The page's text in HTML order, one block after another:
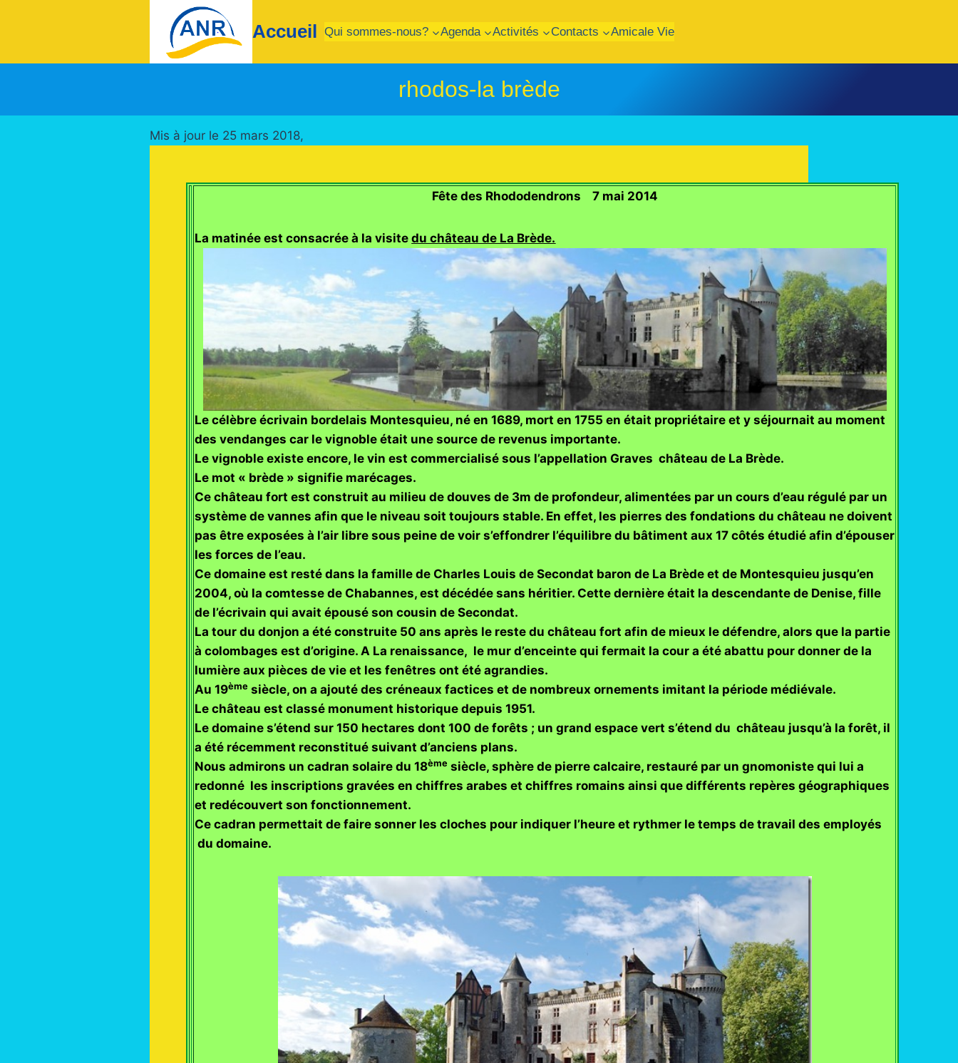
Accueil Qui sommes-nous? Agenda Activités Contacts Amicale Vie
rhodos-la brède
Mis à jour le 25 mars 2018,
Fête des Rhododendrons 7 mai 2014
La matinée est consacrée à la visitedu château de La Brède.
Le célèbre écrivain bordelais Montesquieu, né en 1689, mort en 1755 en était propriétaire et y séjournait au moment
des vendanges car le vignoble était une source de revenus importante.
Le vignoble existe encore, le vin est commercialisé sous l’appellation Graves château de La Brède.
Le mot « brède » signifie marécages.
Ce château fort est construit au milieu de douves de 3m de profondeur, alimentées par un cours d’eau régulé par un
système de vannes afin que le niveau soit toujours stable. En effet, les pierres des fondations du château ne doivent
pas être exposées à l’air libre sous peine de voir s’effondrer l’équilibre du bâtiment aux 17 côtés étudié afin d’épouser
les forces de l’eau.
Ce domaine est resté dans la famille de Charles Louis de Secondat baron de La Brède et de Montesquieu jusqu’en
2004, où la comtesse de Chabannes, est décédée sans héritier. Cette dernière était la descendante de Denise, fille
de l’écrivain qui avait épousé son cousin de Secondat.
La tour du donjon a été construite 50 ans après le reste du château fort afin de mieux le défendre, alors que la partie
à colombages est d’origine. A La renaissance, le mur d’enceinte qui fermait la cour a été abattu pour donner de la
lumière aux pièces de vie et les fenêtres ont été agrandies.
Au 19ème siècle, on a ajouté des créneaux factices et de nombreux ornements imitant la période médiévale.
Le château est classé monument historique depuis 1951.
Le domaine s’étend sur 150 hectares dont 100 de forêts ; un grand espace vert s’étend du château jusqu’à la forêt, il
a été récemment reconstitué suivant d’anciens plans.
Nous admirons un cadran solaire du 18ème siècle, sphère de pierre calcaire, restauré par un gnomoniste qui lui a
redonné les inscriptions gravées en chiffres arabes et chiffres romains ainsi que différents repères géographiques
et redécouvert son fonctionnement.
Ce cadran permettait de faire sonner les cloches pour indiquer l’heure et rythmer le temps de travail des employés
du domaine.